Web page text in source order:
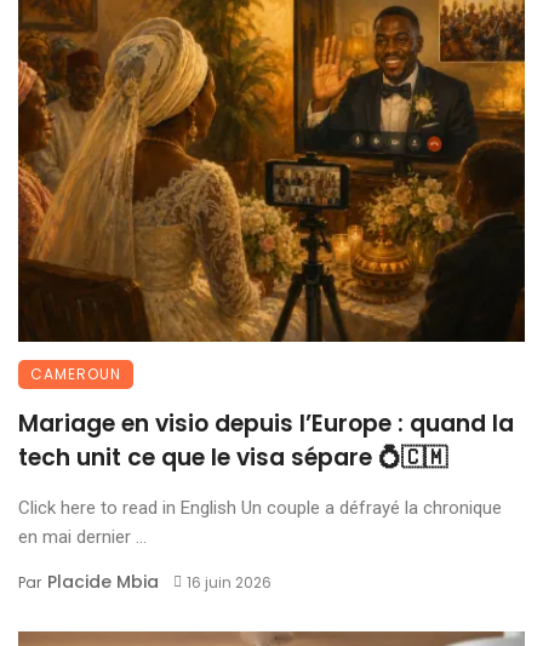
CAMEROUN
Mariage en visio depuis l’Europe : quand la
tech unit ce que le visa sépare 💍🇨🇲
Click here to read in English Un couple a défrayé la chronique
en mai dernier ...
Par Placide Mbia 16 juin 2026